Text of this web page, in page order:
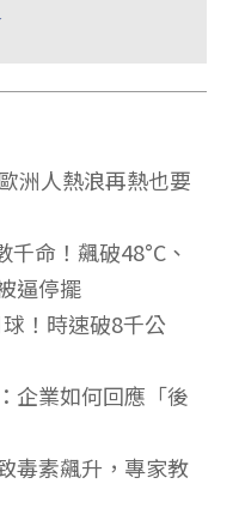
洲人熱浪再熱也要
命！飆破48°C、
逼停擺
！時速破8千公
企業如何回應「後
毒素飆升，專家教